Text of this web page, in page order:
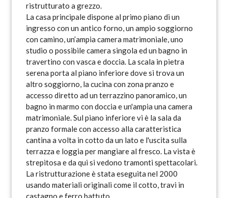
ristrutturato a grezzo.
La casa principale dispone al primo piano di un
ingresso con un antico forno, un ampio soggiorno
con camino, un’ampia camera matrimoniale, uno
studio o possibile camera singola ed un bagno in
travertino con vasca e doccia. La scala in pietra
serena porta al piano inferiore dove si trova un
altro soggiorno, la cucina con zona pranzo e
accesso diretto ad un terrazzino panoramico, un
bagno in marmo con doccia e un'ampia una camera
matrimoniale. Sul piano inferiore vi è la sala da
pranzo formale con accesso alla caratteristica
cantina a volta in cotto da un lato e l'uscita sulla
terrazza e loggia per mangiare al fresco. La vista è
strepitosa e da qui si vedono tramonti spettacolari.
La ristrutturazione è stata eseguita nel 2000
usando materiali originali come il cotto, travi in
castagno e ferro battuto.